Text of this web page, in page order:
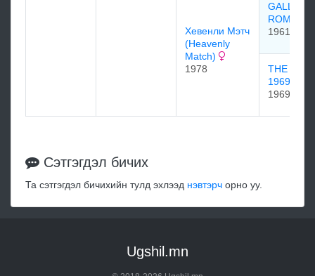
Хeвeнли Mэтч
(Heavenly
Match)
1978
GALLANT
ROMEO
1961
THE
1969
1969
Сэтгэгдэл бичих
Та сэтгэгдэл бичихийн тулд эхлээд нэвтэрч орно уу.
Ugshil.mn